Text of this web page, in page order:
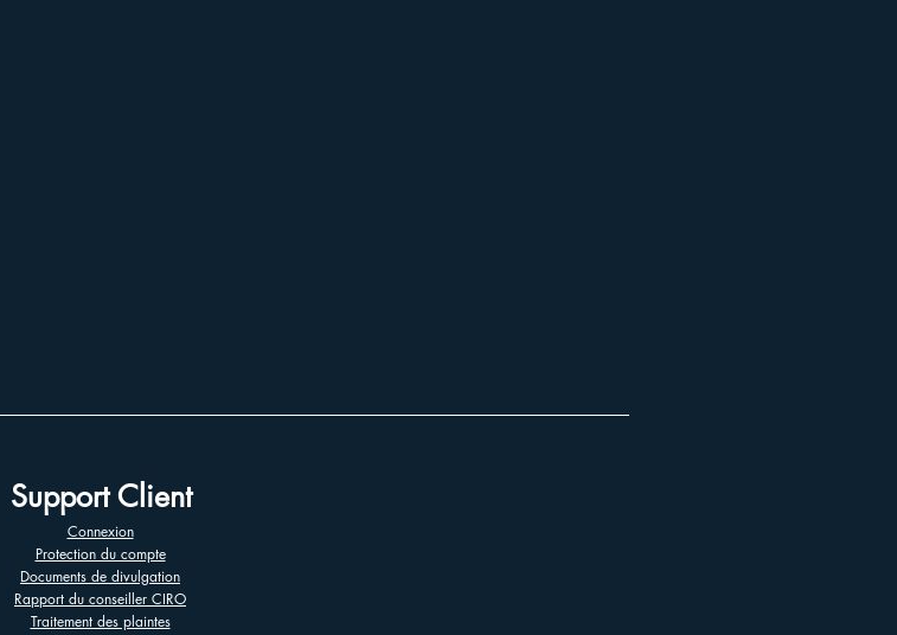
Support Client
Connexion
Protection du compte
Documents de divulgation
Rapport du conseiller CIRO
Traitement des plaintes